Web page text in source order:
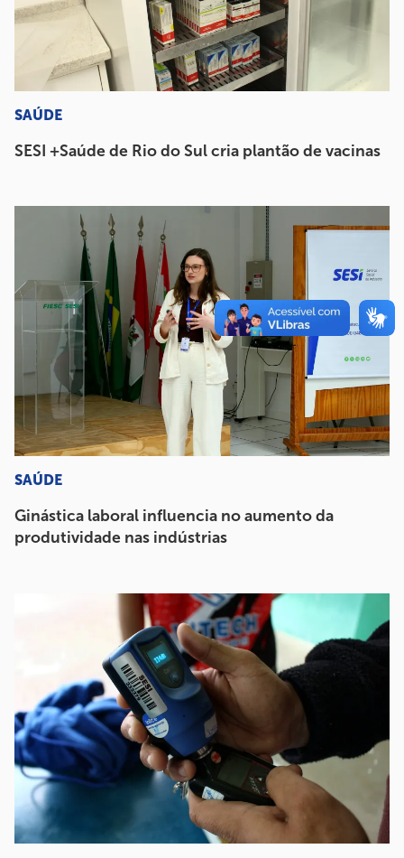
SAÚDE
SESI +Saúde de Rio do Sul cria plantão de vacinas
SAÚDE
Ginástica laboral influencia no aumento da
produtividade nas indústrias